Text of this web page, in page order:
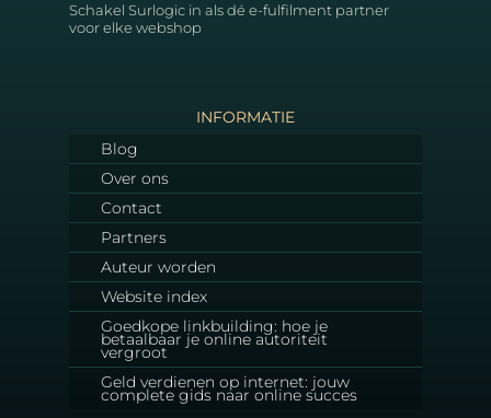
Schakel Surlogic in als dé e-fulfilment partner
voor elke webshop
INFORMATIE
Blog
Over ons
Contact
Partners
Auteur worden
Website index
Goedkope linkbuilding: hoe je
betaalbaar je online autoriteit
vergroot
Geld verdienen op internet: jouw
complete gids naar online succes